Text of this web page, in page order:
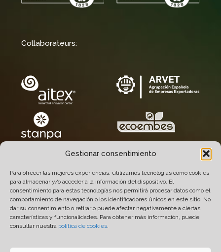
Gestionar consentimiento
Para ofrecer las mejores experiencias, utilizamos tecnologías como cookies
para almacenar y/o acceder a la información del dispositivo. El
consentimiento para estas tecnologías nos permitirá procesar datos como el
comportamiento de navegación o los identificadores únicos en este sitio. No
dar su consentimiento o retirarlo puede afectar negativamente a ciertas
características y funcionalidades. Para obtener más información, puede
consultar nuestra política de cookies.
Collaborateurs: